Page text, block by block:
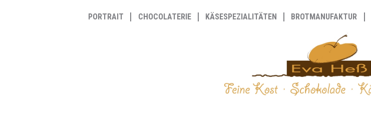
PORTRAIT CHOCOLATERIE KÄSESPEZIALITÄTEN BROTMANUFAKTUR